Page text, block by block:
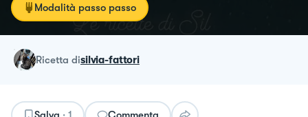
Modalità passo passo
ricetta disilvia-fattori